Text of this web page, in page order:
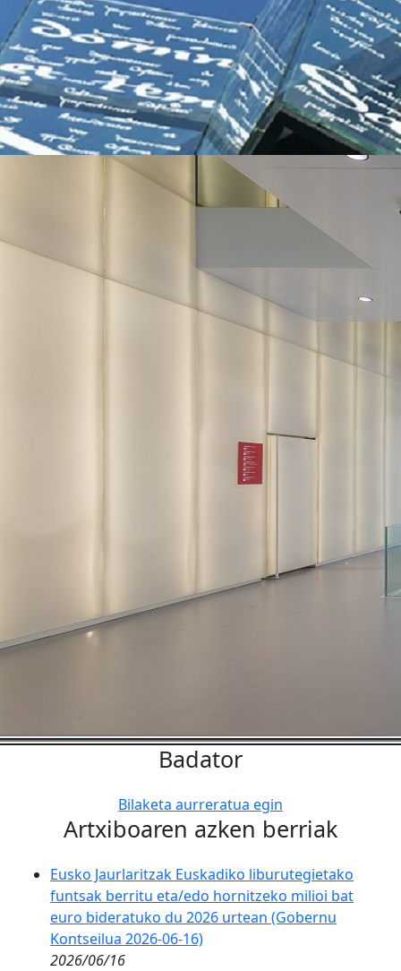
Badator
Bilaketa aurreratua egin
Artxiboaren azken berriak
Eusko Jaurlaritzak Euskadiko liburutegietako
funtsak berritu eta/edo hornitzeko milioi bat
euro bideratuko du 2026 urtean (Gobernu
Kontseilua 2026-06-16)
2026/06/16